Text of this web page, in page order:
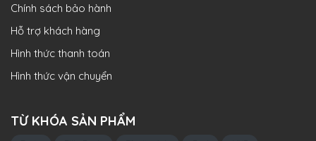
Chính sách bảo hành
Hỗ trợ khách hàng
Hình thức thanh toán
Hình thức vận chuyển
TỪ KHÓA SẢN PHẨM